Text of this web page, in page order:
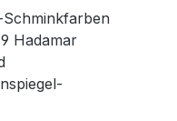
Hadamar